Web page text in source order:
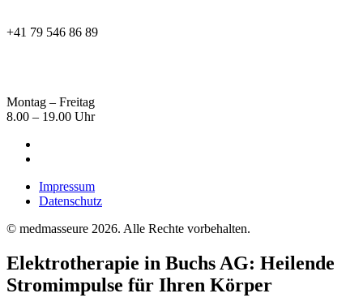
+41 79 546 86 89
Montag – Freitag
8.00 – 19.00 Uhr
Impressum
Datenschutz
© medmasseure 2026. Alle Rechte vorbehalten.
Elektrotherapie in Buchs AG: Heilende
Stromimpulse für Ihren Körper